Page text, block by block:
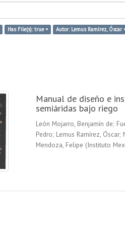
Has File(s): true × Autor: Lemus Ramírez, Óscar
Manual de diseño e
semiáridas bajo riego
León Mojarro, Benjamín de;
Pedro; Lemus Ramírez, Óscar;
Mendoza, Felipe (Instituto